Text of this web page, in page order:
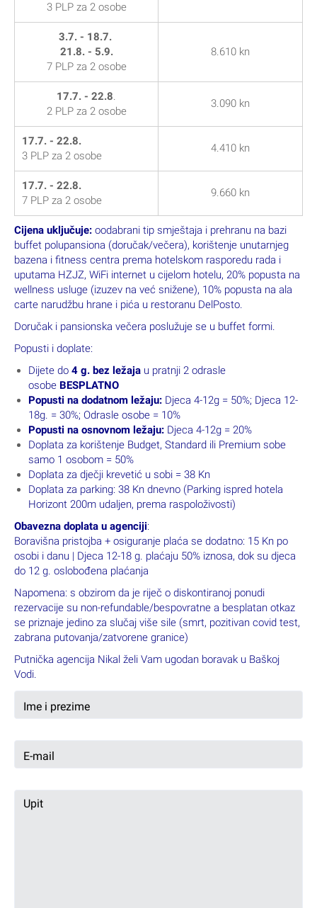
3 PLP za 2 osobe
3.7. - 18.7.
21.8. - 5.9.
7 PLP za 2 osobe
8.610 kn
17.7. - 22.8.
2 PLP za 2 osobe
3.090 kn
17.7. - 22.8.
3 PLP za 2 osobe
4.410 kn
17.7. - 22.8.
7 PLP za 2 osobe
9.660 kn
Cijena uključuje: oodabrani tip smještaja i prehranu na bazi
buffet polupansiona (doručak/večera), korištenje unutarnjeg
bazena i fitness centra prema hotelskom rasporedu rada i
uputama HZJZ, WiFi internet u cijelom hotelu, 20% popusta na
wellness usluge (izuzev na već snižene), 10% popusta na ala
carte narudžbu hrane i pića u restoranu DelPosto.
Doručak i pansionska večera poslužuje se u buffet formi.
Popusti i doplate:
Dijete do 4 g. bez ležaja u pratnji 2 odrasle
osobe BESPLATNO
Popusti na dodatnom ležaju: Djeca 4-12g = 50%; Djeca 12-
18g. = 30%; Odrasle osobe = 10%
Popusti na osnovnom ležaju: Djeca 4-12g = 20%
Doplata za korištenje Budget, Standard ili Premium sobe
samo 1 osobom = 50%
Doplata za dječji krevetić u sobi = 38 Kn
Doplata za parking: 38 Kn dnevno (Parking ispred hotela
Horizont 200m udaljen, prema raspoloživosti)
Obavezna doplata u agenciji:
Boravišna pristojba + osiguranje plaća se dodatno: 15 Kn po
osobi i danu | Djeca 12-18 g. plaćaju 50% iznosa, dok su djeca
do 12 g. oslobođena plaćanja
Napomena: s obzirom da je riječ o diskontiranoj ponudi
rezervacije su non-refundable/bespovratne a besplatan otkaz
se priznaje jedino za slučaj više sile (smrt, pozitivan covid test,
zabrana putovanja/zatvorene granice)
Putnička agencija Nikal želi Vam ugodan boravak u Baškoj
Vodi.